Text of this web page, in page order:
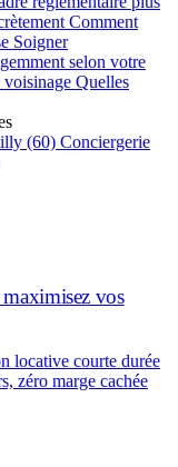
Comment
Soigner
selon votre
voisinage Quelles
(60) Conciergerie
vos
locative courte durée
zéro marge cachée